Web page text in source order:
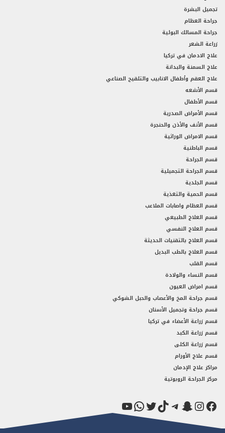
تجميل البشرة
جراحة العظام
جراحة المسالك البولية
زراعة الشعر
علاج الادمان في تركيا
علاج السمنة والبدانة
علاج العقم وأطفال الانابيب والتلقيح الصناعي
قسم الأشعه
قسم الأطفال
قسم الأمراض الصدرية
قسم الأنف والأذن والحنجرة
قسم الامراض الوراثية
قسم الباطنية
قسم الجراحة
قسم الجراحة التجميلية
قسم الجلدية
قسم الحمية والتغذية
قسم العظام واصابات الملاعب
قسم العلاج الطبيعي
قسم العلاج النفسي
قسم العلاج بالتقنيات الحديثة
قسم العلاج بالطب البديل
قسم القلب
قسم النساء والولادة
قسم امراض العيون
قسم جراحة المخ والأعصاب والحبل الشوكي
قسم جراحة وتجميل الأسنان
قسم زراعة الأعضاء في تركيا
قسم زراعة الكبد
قسم زراعة الكلى
قسم علاج الأورام
مراكز علاج الإدمان
مركز الجراحة الروبوتية
فيسبوك
إنستجرام
سناب شاتتيليجرام
تيك توكتويترواتساب
يوتيوب